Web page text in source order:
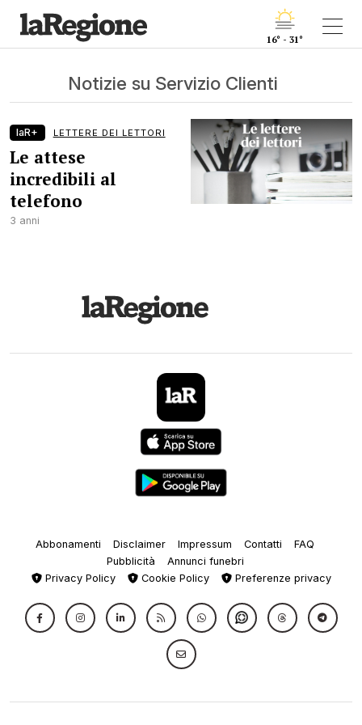
16° - 31°
Notizie su Servizio Clienti
laR+ LETTERE DEI LETTORI
Le attese
incredibili al
telefono
3 anni
Abbonamenti Disclaimer Impressum Contatti
FAQ
Pubblicità
Annunci funebri
Privacy Policy
Cookie Policy Preferenze privacy